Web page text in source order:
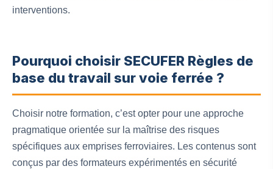
interventions.
Pourquoi choisir SECUFER Règles de
base du travail sur voie ferrée ?
Choisir notre formation, c’est opter pour une approche
pragmatique orientée sur la maîtrise des risques
spécifiques aux emprises ferroviaires. Les contenus sont
conçus par des formateurs expérimentés en sécurité